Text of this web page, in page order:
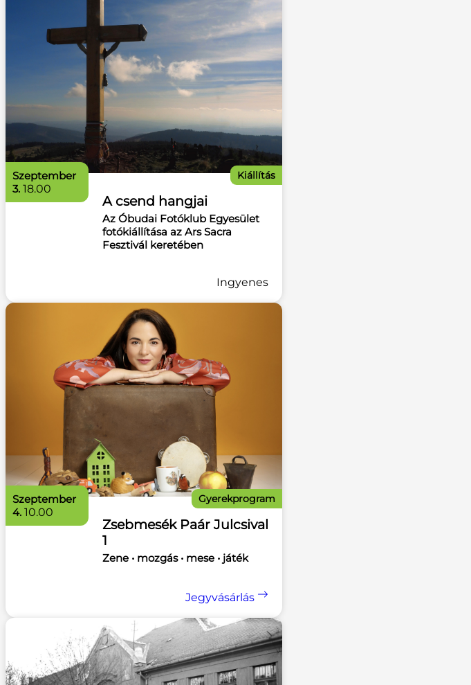
A csend hangjai
Az Óbudai Fotóklub Egyesület
fotókiállítása az Ars Sacra
Fesztivál keretében
szeptember
3. 18.00
Ingyenes
Kiállítás
Zsebmesék Paár Julcsival
1
Zene • mozgás • mese • játék
szeptember
4. 10.00
Jegyvásárlás
Gyerekprogram